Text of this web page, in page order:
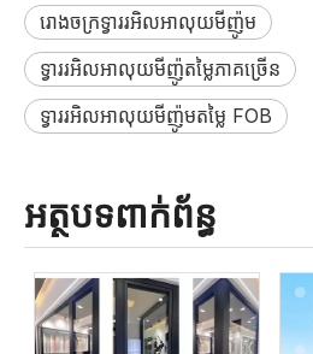
រោងចក្រទ្វាររអិលអាលុយមីញ៉ូម
ទ្វាររអិលអាលុយមីញ៉ូតម្លៃភាគច្រើន
ទ្វាររអិលអាលុយមីញ៉ូមតម្លៃ FOB
អត្ថបទពាក់ព័ន្ធ